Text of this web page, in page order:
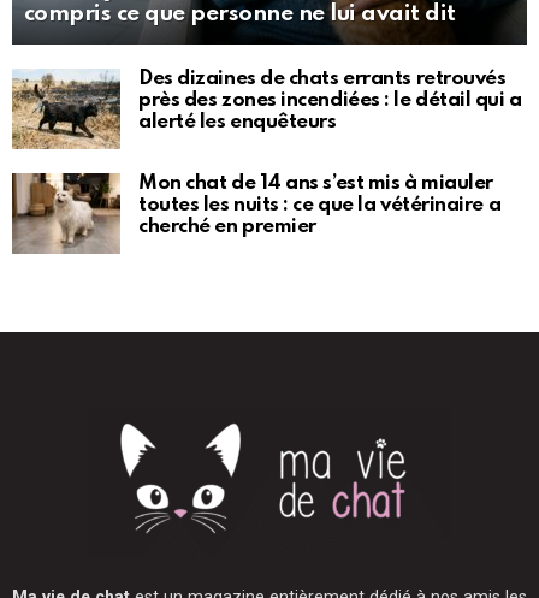
compris ce que personne ne lui avait dit
Des dizaines de chats errants retrouvés
près des zones incendiées : le détail qui a
alerté les enquêteurs
Mon chat de 14 ans s’est mis à miauler
toutes les nuits : ce que la vétérinaire a
cherché en premier